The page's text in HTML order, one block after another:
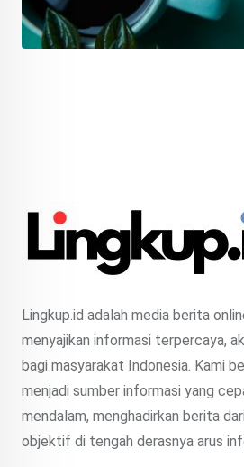
Lingkup.id adalah media berita
menyajikan informasi terpercaya,
bagi masyarakat Indonesia. Kami
menjadi sumber informasi yang
mendalam, menghadirkan berita
objektif di tengah derasnya arus